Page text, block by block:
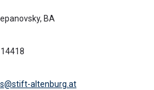
BA
altenburg.at